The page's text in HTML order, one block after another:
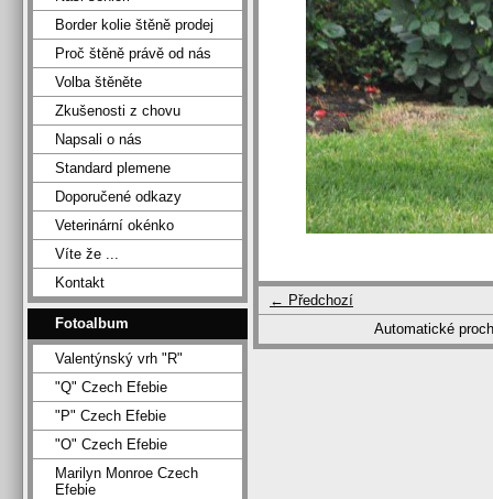
← Předchozí
Automatické
Border kolie štěně prodej
Proč štěně právě od nás
Volba štěněte
Zkušenosti z chovu
Napsali o nás
Standard plemene
Doporučené odkazy
Veterinární okénko
Víte že ...
Kontakt
Fotoalbum
Valentýnský vrh "R"
"Q" Czech Efebie
"P" Czech Efebie
"O" Czech Efebie
Marilyn Monroe Czech
Efebie